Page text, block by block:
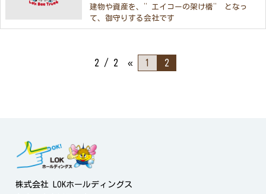
建物や資産を、”エイコーの架け橋” となっ
て、御守りする会社です
2 / 2 « 1 2
株式会社 LOKホールディングス